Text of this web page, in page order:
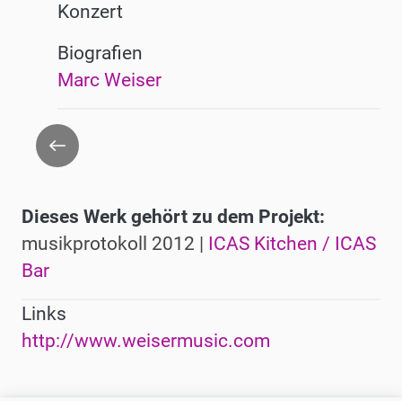
Konzert
Biografien
Marc Weiser
Zurück
Dieses Werk gehört zu dem Projekt:
musikprotokoll 2012 | ICAS Kitchen / ICAS
Bar
Links
http://www.weisermusic.com